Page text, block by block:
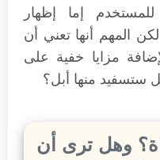
إما إظهار
المهم أنها تعني أن
مزايا خفية على
ستسفيد منها أبل؟
وهل ترى أن